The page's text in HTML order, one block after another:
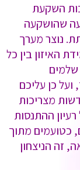
השקעת
שהושקעה
נוצר מערך
האיזון בין כל
ועל כן עליכם
מצריכות
ההתנסות
כטועמים מתוך
זה הניצחון